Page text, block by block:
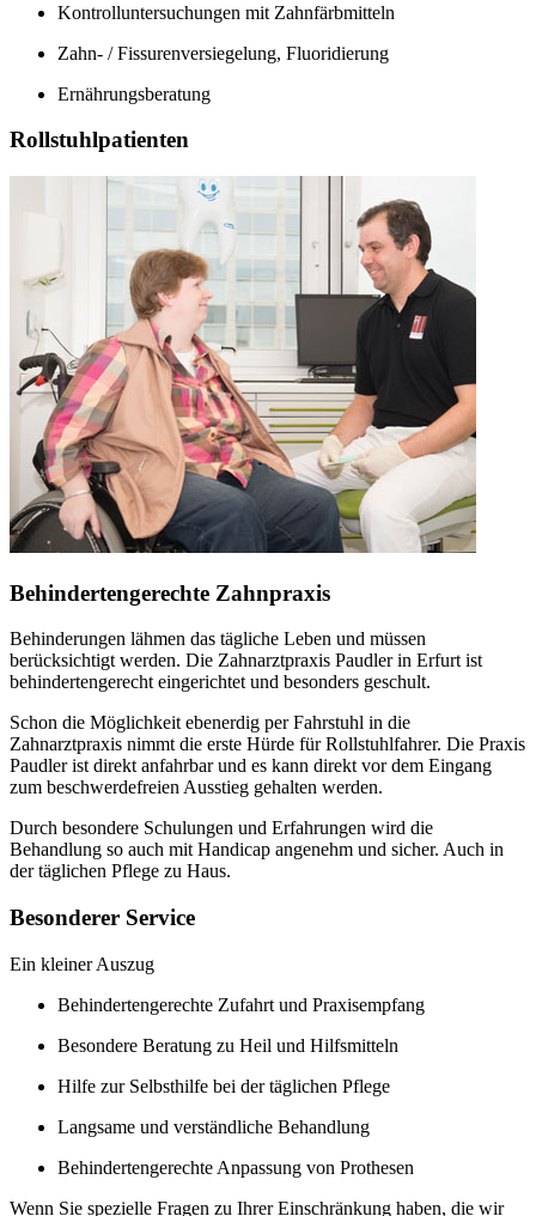
Kontrolluntersuchungen mit Zahnfärbmitteln
Zahn- / Fissurenversiegelung, Fluoridierung
Ernährungsberatung
Rollstuhlpatienten
Behindertengerechte Zahnpraxis
Behinderungen lähmen das tägliche Leben und müssen
berücksichtigt werden. Die Zahnarztpraxis Paudler in Erfurt ist
behindertengerecht eingerichtet und besonders geschult.
Schon die Möglichkeit ebenerdig per Fahrstuhl in die
Zahnarztpraxis nimmt die erste Hürde für Rollstuhlfahrer. Die Praxis
Paudler ist direkt anfahrbar und es kann direkt vor dem Eingang
zum beschwerdefreien Ausstieg gehalten werden.
Durch besondere Schulungen und Erfahrungen wird die
Behandlung so auch mit Handicap angenehm und sicher. Auch in
der täglichen Pflege zu Haus.
Besonderer Service
Ein kleiner Auszug
Behindertengerechte Zufahrt und Praxisempfang
Besondere Beratung zu Heil und Hilfsmitteln
Hilfe zur Selbsthilfe bei der täglichen Pflege
Langsame und verständliche Behandlung
Behindertengerechte Anpassung von Prothesen
Wenn Sie spezielle Fragen zu Ihrer Einschränkung haben, die wir